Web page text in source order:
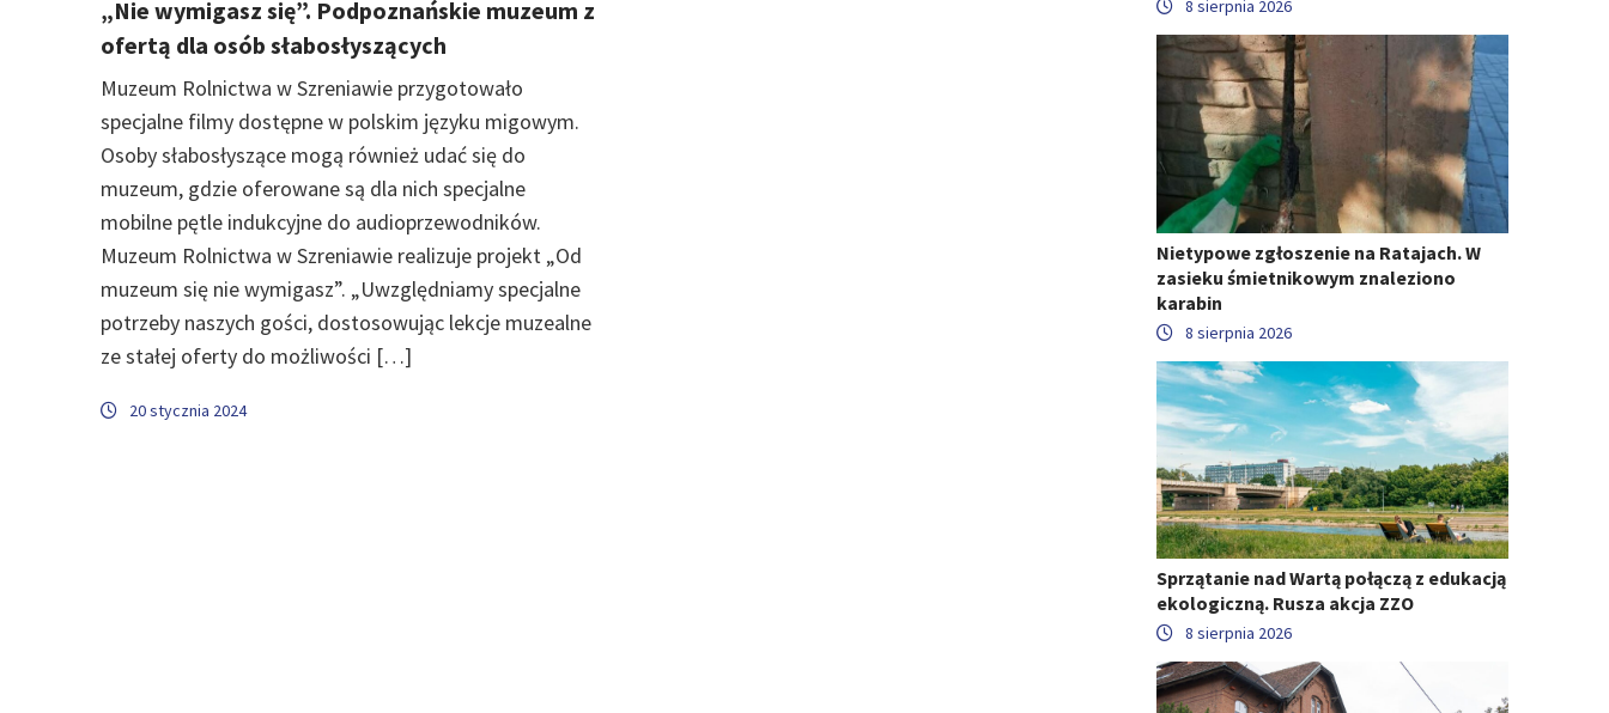
„Nie wymigasz się”. Podpoznańskie muzeum z
ofertą dla osób słabosłyszących
Muzeum Rolnictwa w Szreniawie przygotowało
specjalne filmy dostępne w polskim języku migowym.
Osoby słabosłyszące mogą również udać się do
muzeum, gdzie oferowane są dla nich specjalne
mobilne pętle indukcyjne do audioprzewodników.
Muzeum Rolnictwa w Szreniawie realizuje projekt „Od
muzeum się nie wymigasz”. „Uwzględniamy specjalne
potrzeby naszych gości, dostosowując lekcje muzealne
ze stałej oferty do możliwości […]
20 stycznia 2024
8 sierpnia 2026
Nietypowe zgłoszenie na Ratajach. W
zasieku śmietnikowym znaleziono
karabin
8 sierpnia 2026
Sprzątanie nad Wartą połączą z edukacją
ekologiczną. Rusza akcja ZZO
8 sierpnia 2026